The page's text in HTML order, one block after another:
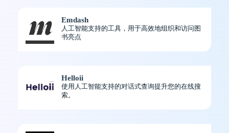
Emdash
人工智能支持的工具，用于高效地组织和访问图
书亮点
Helloii
使用人工智能支持的对话式查询提升您的在线搜
索。